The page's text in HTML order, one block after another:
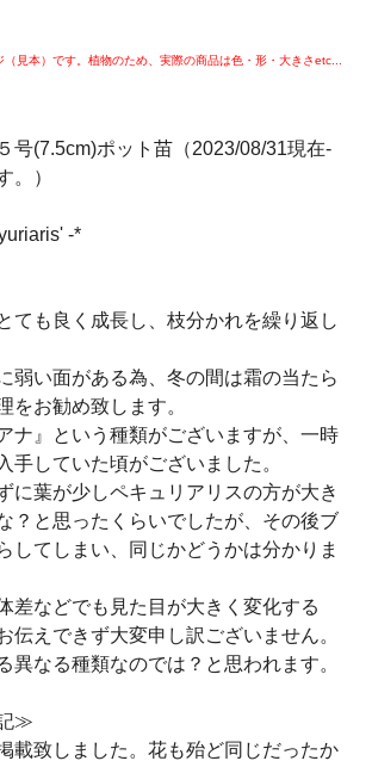
（見本）です。植物のため、実際の商品は色・形・大きさetc...
号(7.5cm)ポット苗（2023/08/31現在-
。）
-*
ても良く成長し、枝分かれを繰り返し
弱い面がある為、冬の間は霜の当たら
をお勧め致します。
ナ』という種類がございますが、一時
手していた頃がございました。
に葉が少しペキュリアリスの方が大き
？と思ったくらいでしたが、その後ブ
してしまい、同じかどうかは分かりま
差などでも見た目が大きく変化する
伝えできず大変申し訳ございません。
異なる種類なのでは？と思われます。
≫
載致しました。花も殆ど同じだったか